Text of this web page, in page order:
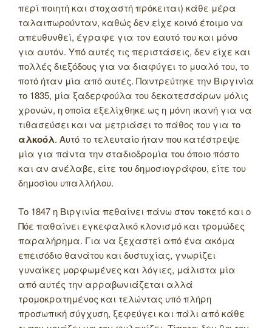
περί ποιητή και στοχαστή πρόκειται) κάθε μέρα
ταλαιπωρούνταν, καθώς δεν είχε κοινό έτοιμο να
απευθυνθεί, έγραφε για τον εαυτό του και μόνο
για αυτόν. Υπό αυτές τις περιστάσεις, δεν είχε και
πολλές διεξόδους για να διαφύγει το μυαλό του, το
ποτό ήταν μία από αυτές. Παντρεύτηκε την Βιργινία
το 1835, μία ξαδερφούλα του δεκατεσσάρων μόλις
χρονών, η οποία εξελίχθηκε ως η μόνη ικανή για να
τιθασεύσει και να μετριάσει το πάθος του για το
αλκοόλ. Αυτό το τελευταίο ήταν που κατέστρεψε
μία για πάντα την σταδιοδρομία του όποιο πόστο
και αν ανέλαβε, είτε του δημοσιογράφου, είτε του
δημοσίου υπαλλήλου.
Το 1847 η Βιργινία πεθαίνει πάνω στον τοκετό και ο
Πόε παθαίνει εγκεφαλικό κλονισμό και τρομώδες
παραλήρημα. Για να ξεχαστεί από ένα ακόμα
επεισόδιο θανάτου και δυστυχίας, γνωρίζει
γυναίκες μορφωμένες και λόγιες, μάλιστα μία
από αυτές την αρραβωνιάζεται αλλά
τρομοκρατημένος και τελώντας υπό πλήρη
προσωπική σύγχυση, ξεφεύγει και πάλι από κάθε